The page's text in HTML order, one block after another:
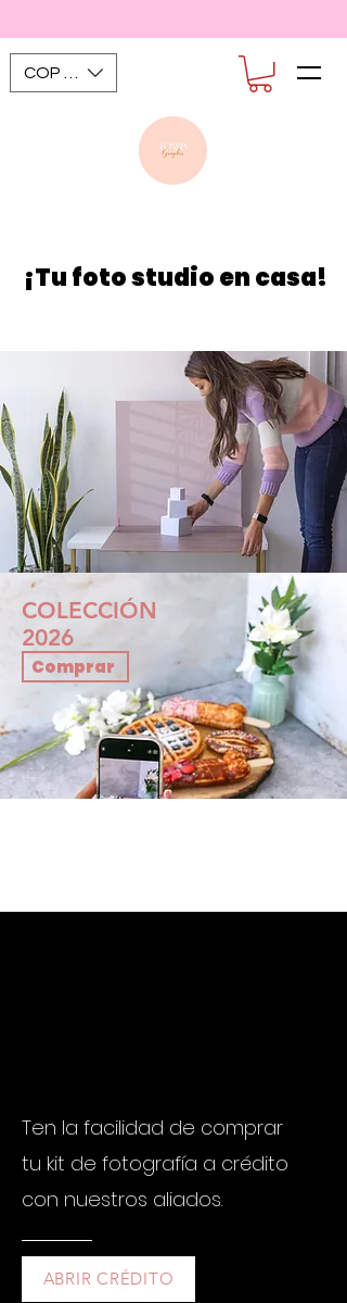
COP ($)
¡Tu foto studio en casa!
COLECCIÓN
2026
Comprar
Ten la facilidad de comprar
tu kit de fotografía a crédito
con nuestros aliados.
ABRIR CRÉDITO